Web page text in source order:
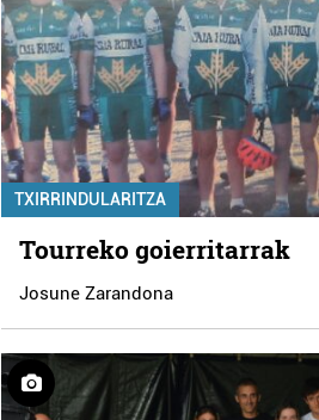
TXIRRINDULARITZA
Tourreko goierritarrak
Josune Zarandona